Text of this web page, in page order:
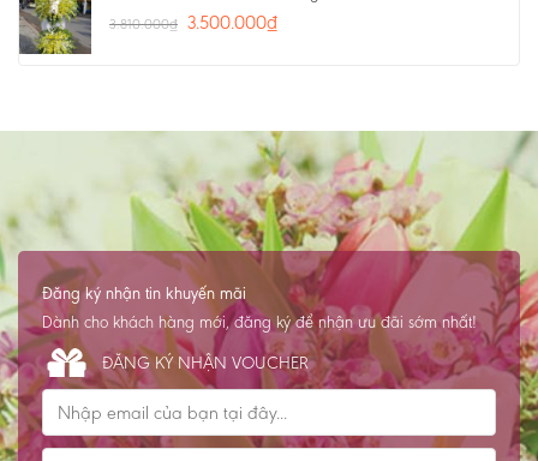
3.810.000₫ 3.500.000₫
Đăng ký nhận tin khuyến mãi
Dành cho khách hàng mới, đăng ký để nhận ưu đãi sớm nhất!
ĐĂNG KÝ NHẬN VOUCHER